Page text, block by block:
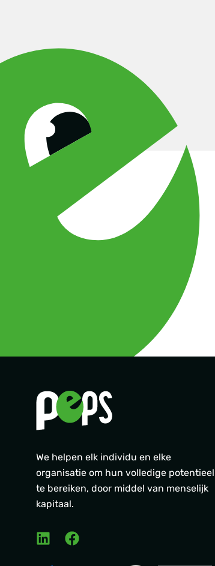
We helpen elk individu en elke
organisatie om hun volledige potentieel
te bereiken, door middel van menselijk
kapitaal.